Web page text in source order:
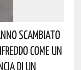
Scambiato
Come Un
Di Un